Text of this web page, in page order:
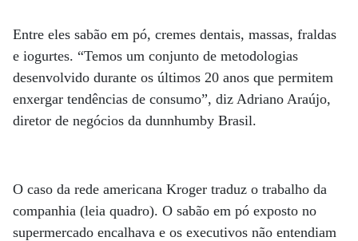
Entre eles sabão em pó, cremes dentais, massas, fraldas
e iogurtes. “Temos um conjunto de metodologias
desenvolvido durante os últimos 20 anos que permitem
enxergar tendências de consumo”, diz Adriano Araújo,
diretor de negócios da dunnhumby Brasil.
O caso da rede americana Kroger traduz o trabalho da
companhia (leia quadro). O sabão em pó exposto no
supermercado encalhava e os executivos não entendiam